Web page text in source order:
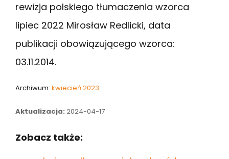
rewizja polskiego tłumaczenia wzorca
lipiec 2022 Mirosław Redlicki, data
publikacji obowiązującego wzorca:
03.11.2014.
Archiwum: kwiecień 2023
Aktualizacja: 2024-04-17
Zobacz także: